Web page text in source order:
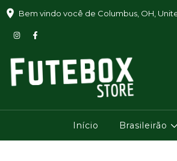
Bem vindo você de Columbus, OH,
Início Brasileirão